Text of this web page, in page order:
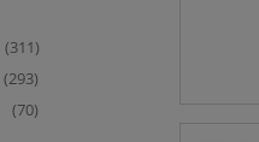
(311)
(293)
(70)